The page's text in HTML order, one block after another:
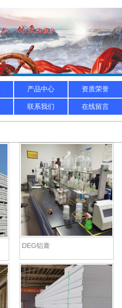
产品中心 资质荣誉
联系我们 在线留言
DEG铝膏